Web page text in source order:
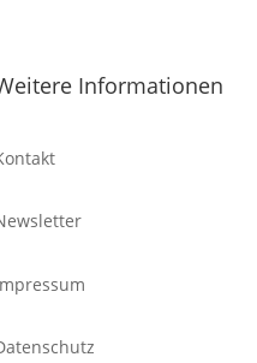
Informationen